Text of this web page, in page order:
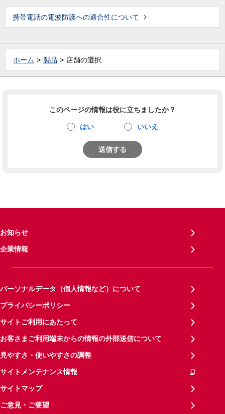
携帯電話の電波防護への適合性について
ホーム 製品 店舗の選択
このページの情報は役に立ちましたか？
はい いいえ
送信する
お知らせ
企業情報
パーソナルデータ（個人情報など）について
プライバシーポリシー
サイトご利用にあたって
お客さまご利用端末からの情報の外部送信について
見やすさ・使いやすさの調整
サイトメンテナンス情報
サイトマップ
ご意見・ご要望